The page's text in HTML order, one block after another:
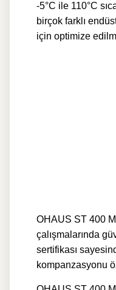
-5°C ile 110°C
birçok farklı
için optimize
OHAUS ST 400
çalışmalarında
sertifikası
kompanzasyonu